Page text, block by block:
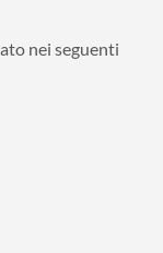
nei seguenti